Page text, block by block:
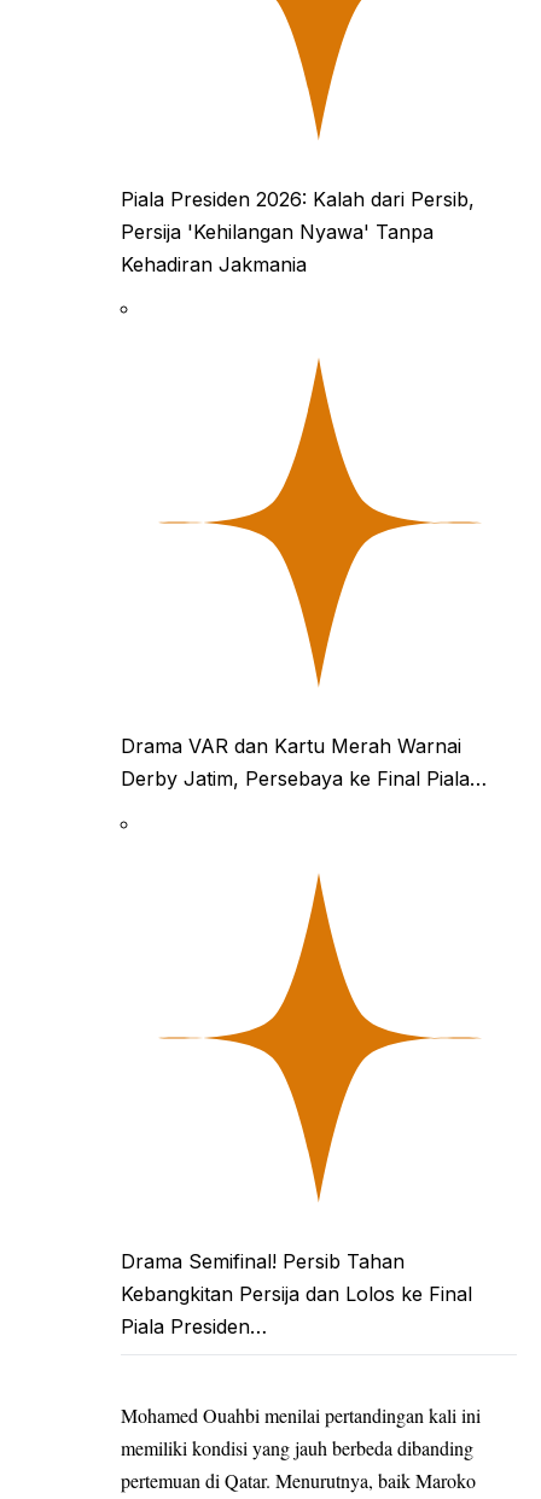
Piala Presiden 2026: Kalah dari Persib,
Persija 'Kehilangan Nyawa' Tanpa
Kehadiran Jakmania
Drama VAR dan Kartu Merah Warnai
Derby Jatim, Persebaya ke Final Piala…
Drama Semifinal! Persib Tahan
Kebangkitan Persija dan Lolos ke Final
Piala Presiden…
Mohamed Ouahbi menilai pertandingan kali ini
memiliki kondisi yang jauh berbeda dibanding
pertemuan di Qatar. Menurutnya, baik Maroko